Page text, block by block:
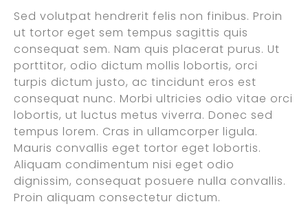
Sed volutpat hendrerit felis non finibus. Proin
ut tortor eget sem tempus sagittis quis
consequat sem. Nam quis placerat purus. Ut
porttitor, odio dictum mollis lobortis, orci
turpis dictum justo, ac tincidunt eros est
consequat nunc. Morbi ultricies odio vitae orci
lobortis, ut luctus metus viverra. Donec sed
tempus lorem. Cras in ullamcorper ligula.
Mauris convallis eget tortor eget lobortis.
Aliquam condimentum nisi eget odio
dignissim, consequat posuere nulla convallis.
Proin aliquam consectetur dictum.